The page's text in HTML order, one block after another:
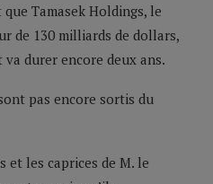
Tamasek Holdings, le
de 130 milliards de dollars,
durer encore deux ans.
pas encore sortis du
et les caprices de M. le